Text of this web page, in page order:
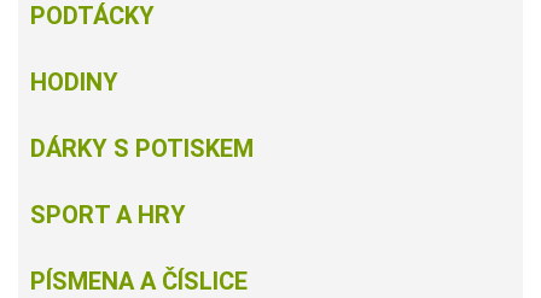
PODTÁCKY
HODINY
DÁRKY S POTISKEM
SPORT A HRY
PÍSMENA A ČÍSLICE